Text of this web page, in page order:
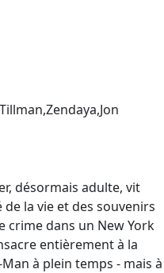
désormais adulte, vit
la vie et des souvenirs
crime dans un New York
entièrement à la
à plein temps - mais à